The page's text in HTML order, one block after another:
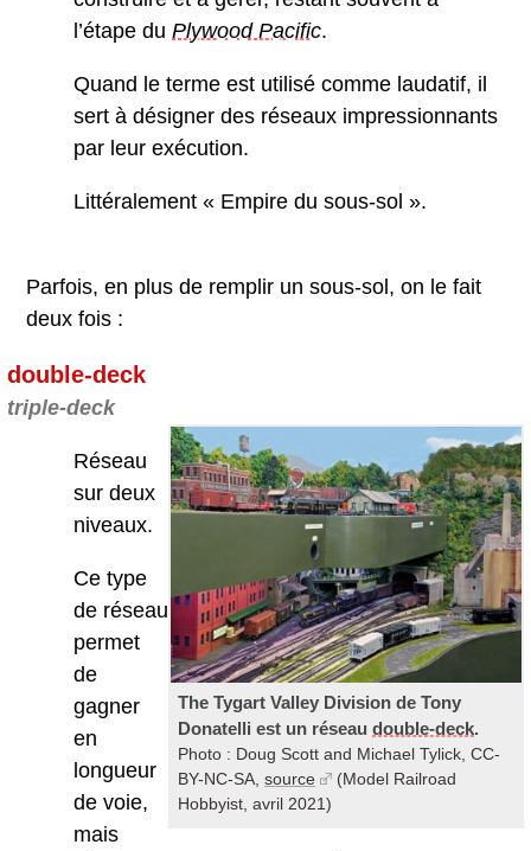
l’étape du Plywood Pacific.
Quand le terme est utilisé comme laudatif, il
sert à désigner des réseaux impressionnants
par leur exécution.
Littéralement « Empire du sous-sol ».
Parfois, en plus de remplir un sous-sol, on le fait
deux fois :
double-deck
triple-deck
The Tygart Valley Division de Tony
Donatelli est un réseau double-deck.
Photo : Doug Scott and Michael Tylick, CC-
BY-NC-SA, source
(Model Railroad
Hobbyist, avril 2021)
Réseau
sur deux
niveaux.
Ce type
de réseau
permet
de
gagner
en
longueur
de voie,
mais